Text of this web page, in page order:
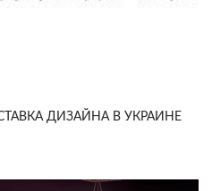
ДИЗАЙНА В УКРАИНЕ